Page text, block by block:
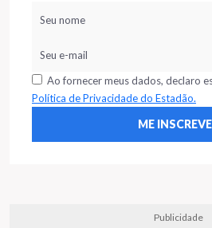
Ao fornecer meus dados, declaro
Política de Privacidade do Estadão.
Publicidade